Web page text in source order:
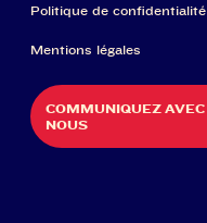
Politique de confidentialité
Mentions légales
COMMUNIQUEZ AVEC
NOUS